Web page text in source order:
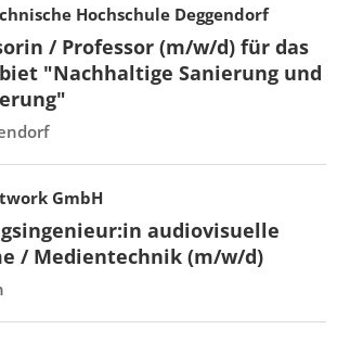
Hochschule Deggendorf
/ Professor (m/w/d) für das
"Nachhaltige Sanierung und
GmbH
audiovisuelle
/ Medientechnik (m/w/d)